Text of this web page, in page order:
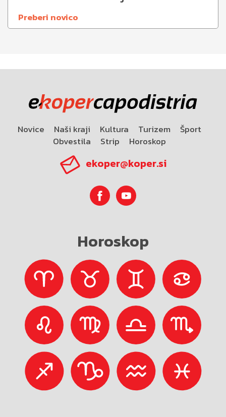
Preberi novico
Novice Naši kraji Kultura Turizem
Šport
Obvestila
Strip Horoskop
ekoper@koper.si
Horoskop